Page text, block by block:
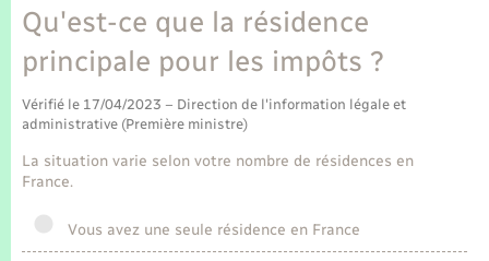
Organisation d’événement
Sécurité - Prévention
Qu'est-ce que la résidence
principale pour les impôts ?
Vérifié le 17/04/2023 – Direction de l'information légale et
administrative (Première ministre)
La situation varie selon votre nombre de résidences en
France.
Vous avez une seule résidence en France